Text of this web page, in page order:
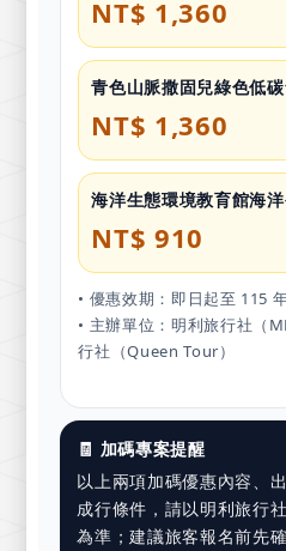
NT$ 1,360
青色山脈撒固兒綠色低
NT$ 1,360
海洋生態環境教育館海
NT$ 910
• 優惠效期：即日起至 115
• 主辦單位：明利旅行社（
行社（Queen Tour）
🧾 加碼專案提醒
以上兩項加碼優惠內容、
成行條件，請以明利旅行
為準；建議旅客報名前先